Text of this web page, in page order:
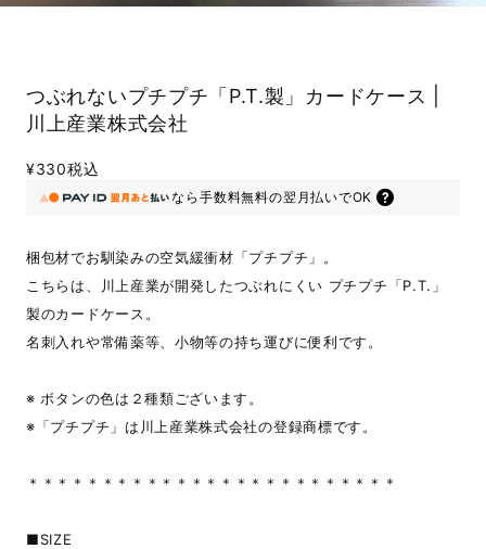
つぶれないプチプチ「P.T.製」カードケース |
川上産業株式会社
¥330税込
なら 手数料無料の翌月払いでOK
梱包材でお馴染みの空気緩衝材「プチプチ」。
こちらは、川上産業が開発したつぶれにくい プチプチ「P.T.」
製のカードケース。
名刺入れや常備薬等、小物等の持ち運びに便利です。
※ ボタンの色は２種類ございます。
※「プチプチ」は川上産業株式会社の登録商標です。
＊＊＊＊＊＊＊＊＊＊＊＊＊＊＊＊＊＊＊＊＊＊＊＊＊
■SIZE